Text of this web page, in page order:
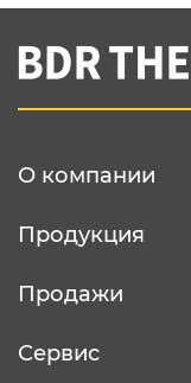
Вы
О компании
Продукция
Продажи
Сервис